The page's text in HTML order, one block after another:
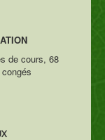
de cours, 68